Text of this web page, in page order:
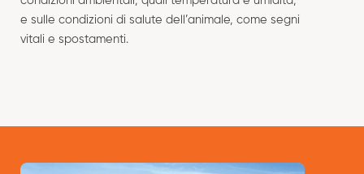
e sulle condizioni di salute dell’animale, come segni
vitali e spostamenti.